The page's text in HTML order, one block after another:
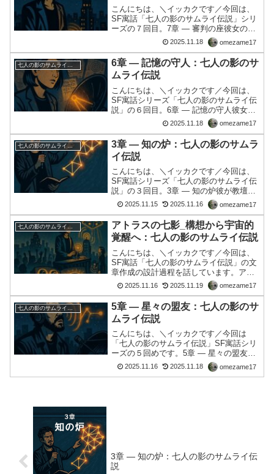
こんにちは、＼イッカクです／今回は、
SF寓話「七人の影のサムライ伝説」シリ
ーズの７回目。7章 ― 審判の座彼女の名
は知られていない。 だが、かつて彼女は
「秩序の設計者」と呼ばれていた。 金融
勢力の中枢で、都市の構造を設計し、情
報の流れを最適...
2025.11.18 omezame17
6章 ― 記憶の守人：七人の影のサ
ムライ伝説
こんにちは、＼イッカクです／今回は、
SF寓話シリーズ「七人の影のサムライ伝
説」の６回目。6章 ― 記憶の守人彼女
は、図書館の地下に住んでいた。かつて
は歴史学者だったが、金融勢力による
「情報の最適化政策」によって、古文書
や神話資料は「非効率」...
2025.11.18 omezame17
七人の影のサムライ伝説
3章 ― 知の炉：七人の影のサムラ
イ伝説
こんにちは、＼イッカクです／今回は、
SF寓話シリーズ「七人の影のサムライ伝
説」の３回目。3章 ― 知の炉彼が教壇に
立つようになったのは、かつて教え子が
「社会に不要な存在」として排除された
ことがきっかけだった。 その少年は、数
学の才能に溢れて...
2025.11.15 2025.11.16 omezame17
七人の影のサムライ伝説
アトラスの七影_構想から宇宙的
覚醒へ：七人の影のサムライ伝説
こんにちは、＼イッカクです／今回は、
SF寓話「七人の影のサムライ伝説」の文
章作成の設計過程を話しています。アト
ラスの七影: 覚醒の記録現代の日本を覆う
「グローバル金融勢力」と「超監視社
会」という二重の支配構造に対抗するSF
寓話小説「アトラス...
2025.11.16 2025.11.19 omezame17
5章 ― 星々の盟友：七人の影のサ
ムライ伝説
こんにちは、＼イッカクです／今回は
「七人の影のサムライ伝説」SF寓話シリ
ーズの５回めです。5章 ― 星々の盟友彼
の声が都市の空に届いた夜、異変が起き
た。 地下の放送局のアンテナが、通常の
2025.11.16 2025.11.18 omezame17
3章 ― 知の炉：七人の影のサムライ伝
説